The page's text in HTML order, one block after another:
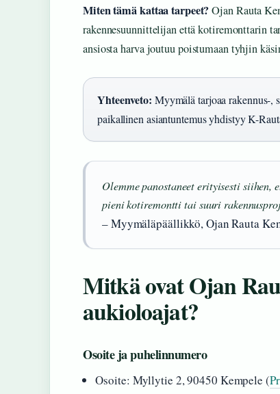
Miten tämä kattaa tarpeet?Ojan Rauta
rakennesuunnittelijan että kotiremonttarin
ansiosta harva joutuu poistumaan tyhjin
Yhteenveto: Myymälä tarjoaa rakennus-,
paikallinen asiantuntemus yhdistyy K-
Olemme panostaneet erityisesti siihen,
pieni kotiremontti tai suuri
– Myymäläpäällikkö, Ojan Rauta
Mitkä ovat Ojan
aukioloajat?
Osoite ja puhelinnumero
Osoite: Myllytie 2, 90450 Kempele (